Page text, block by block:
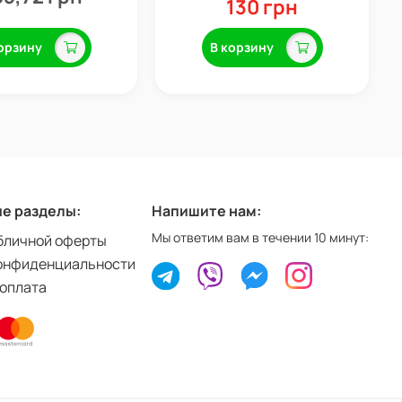
130 грн
В корзину
разделы:
оферты
Напишите нам:
Мы ответим вам в течении 10 минут: